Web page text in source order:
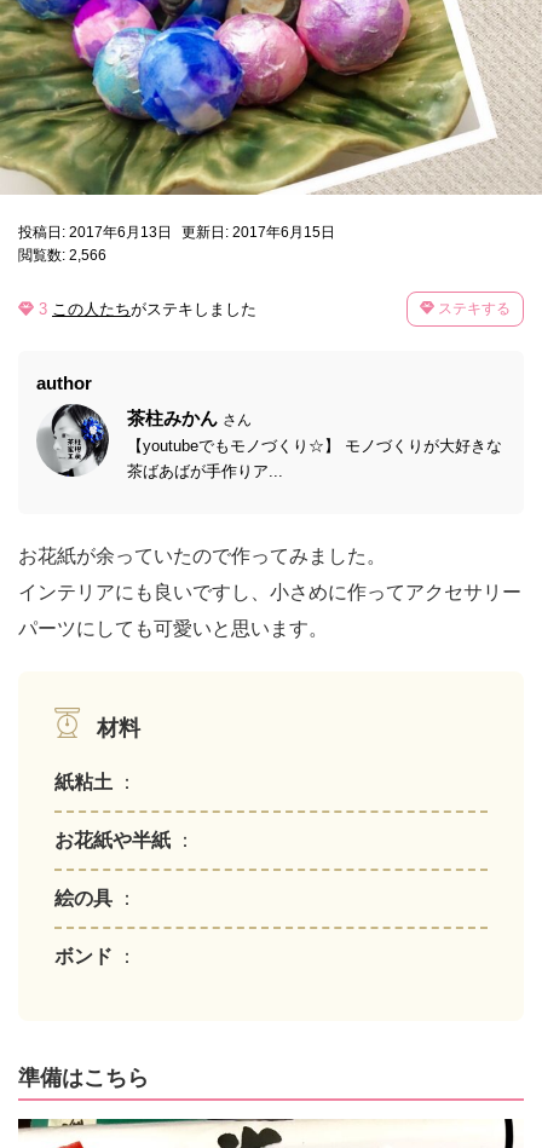
投稿日: 2017年6月13日
更新日: 2017年6月15日
閲覧数: 2,566
3 この人たちがステキしました ステキする
author
茶柱みかん さん
【youtubeでもモノづくり☆】 モノづくりが大好きな
茶ばあばが手作りア...
お花紙が余っていたので作ってみました。
インテリアにも良いですし、小さめに作ってアクセサリー
パーツにしても可愛いと思います。
材料
紙粘土 ：
お花紙や半紙 ：
絵の具 ：
ボンド ：
準備はこちら